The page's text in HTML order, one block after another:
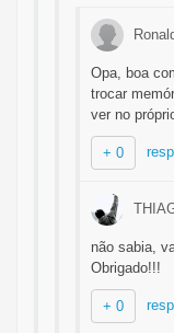
Opa, boa
trocar
ver no
+ 0
não sabia,
Obrigado!!!
+ 0